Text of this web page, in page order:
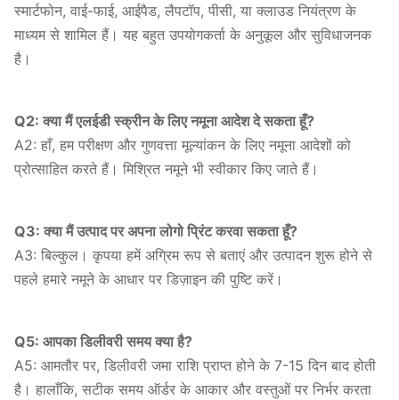
स्मार्टफोन, वाई-फाई, आईपैड, लैपटॉप, पीसी, या क्लाउड नियंत्रण के
माध्यम से शामिल हैं। यह बहुत उपयोगकर्ता के अनुकूल और सुविधाजनक
है।
Q2: क्या मैं एलईडी स्क्रीन के लिए नमूना आदेश दे सकता हूँ?
A2: हाँ, हम परीक्षण और गुणवत्ता मूल्यांकन के लिए नमूना आदेशों को
प्रोत्साहित करते हैं। मिश्रित नमूने भी स्वीकार किए जाते हैं।
Q3: क्या मैं उत्पाद पर अपना लोगो प्रिंट करवा सकता हूँ?
A3: बिल्कुल। कृपया हमें अग्रिम रूप से बताएं और उत्पादन शुरू होने से
पहले हमारे नमूने के आधार पर डिज़ाइन की पुष्टि करें।
Q5: आपका डिलीवरी समय क्या है?
A5: आमतौर पर, डिलीवरी जमा राशि प्राप्त होने के 7-15 दिन बाद होती
है। हालाँकि, सटीक समय ऑर्डर के आकार और वस्तुओं पर निर्भर करता